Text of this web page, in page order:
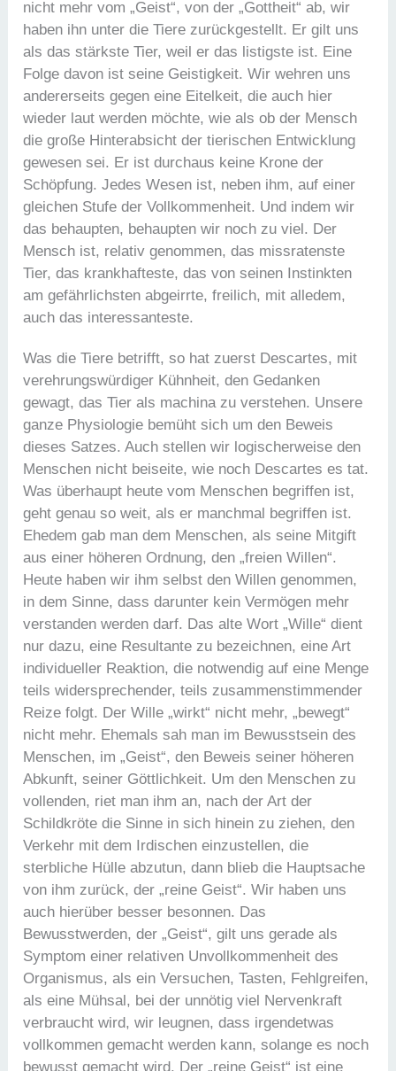
nicht mehr vom „Geist“, von der „Gottheit“ ab, wir
haben ihn unter die Tiere zurückgestellt. Er gilt uns
als das stärkste Tier, weil er das listigste ist. Eine
Folge davon ist seine Geistigkeit. Wir wehren uns
andererseits gegen eine Eitelkeit, die auch hier
wieder laut werden möchte, wie als ob der Mensch
die große Hinterabsicht der tierischen Entwicklung
gewesen sei. Er ist durchaus keine Krone der
Schöpfung. Jedes Wesen ist, neben ihm, auf einer
gleichen Stufe der Vollkommenheit. Und indem wir
das behaupten, behaupten wir noch zu viel. Der
Mensch ist, relativ genommen, das missratenste
Tier, das krankhafteste, das von seinen Instinkten
am gefährlichsten abgeirrte, freilich, mit alledem,
auch das interessanteste.
Was die Tiere betrifft, so hat zuerst Descartes, mit
verehrungswürdiger Kühnheit, den Gedanken
gewagt, das Tier als machina zu verstehen. Unsere
ganze Physiologie bemüht sich um den Beweis
dieses Satzes. Auch stellen wir logischerweise den
Menschen nicht beiseite, wie noch Descartes es tat.
Was überhaupt heute vom Menschen begriffen ist,
geht genau so weit, als er manchmal begriffen ist.
Ehedem gab man dem Menschen, als seine Mitgift
aus einer höheren Ordnung, den „freien Willen“.
Heute haben wir ihm selbst den Willen genommen,
in dem Sinne, dass darunter kein Vermögen mehr
verstanden werden darf. Das alte Wort „Wille“ dient
nur dazu, eine Resultante zu bezeichnen, eine Art
individueller Reaktion, die notwendig auf eine Menge
teils widersprechender, teils zusammenstimmender
Reize folgt. Der Wille „wirkt“ nicht mehr, „bewegt“
nicht mehr. Ehemals sah man im Bewusstsein des
Menschen, im „Geist“, den Beweis seiner höheren
Abkunft, seiner Göttlichkeit. Um den Menschen zu
vollenden, riet man ihm an, nach der Art der
Schildkröte die Sinne in sich hinein zu ziehen, den
Verkehr mit dem Irdischen einzustellen, die
sterbliche Hülle abzutun, dann blieb die Hauptsache
von ihm zurück, der „reine Geist“. Wir haben uns
auch hierüber besser besonnen. Das
Bewusstwerden, der „Geist“, gilt uns gerade als
Symptom einer relativen Unvollkommenheit des
Organismus, als ein Versuchen, Tasten, Fehlgreifen,
als eine Mühsal, bei der unnötig viel Nervenkraft
verbraucht wird, wir leugnen, dass irgendetwas
vollkommen gemacht werden kann, solange es noch
bewusst gemacht wird. Der „reine Geist“ ist eine